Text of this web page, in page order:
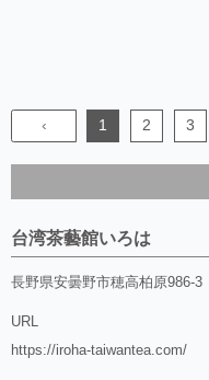
‹ 1 2 3
台湾茶藝館いろは
長野県安曇野市穂高柏原986-3
URL
https://iroha-taiwantea.com/